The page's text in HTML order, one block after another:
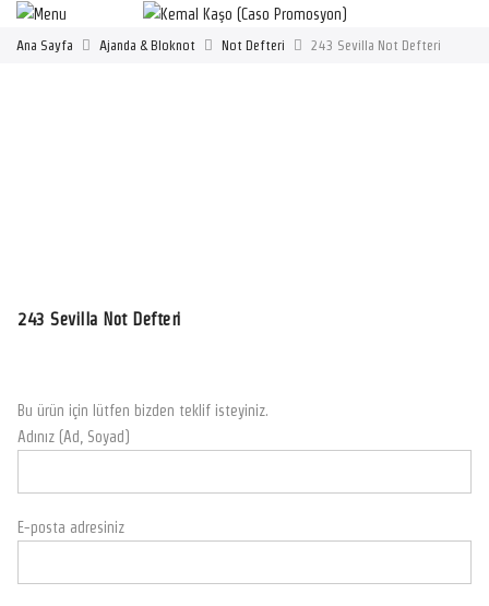
Ana Sayfa Ajanda & Bloknot Not Defteri 243 Sevilla Not Defteri
243 Sevilla Not Defteri
Bu ürün için lütfen bizden teklif isteyiniz.
Adınız (Ad, Soyad)
E-posta adresiniz